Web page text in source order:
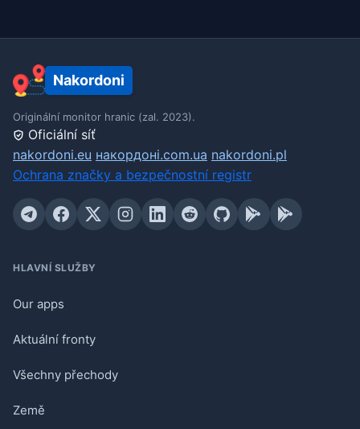
Nakordoni
Originální monitor hranic (zal. 2023).
Oficiální síť
nakordoni.eu накордоні.com.ua nakordoni.pl
Ochrana značky a bezpečnostní registr
HLAVNÍ SLUŽBY
Our apps
Aktuální fronty
Všechny přechody
Země